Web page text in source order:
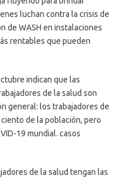
luchan contra la crisis de
de WASH en instalaciones
rentables que pueden
indican que las
de la salud son
general: los trabajadores de
de la población, pero
19 mundial. casos
de la salud tengan las